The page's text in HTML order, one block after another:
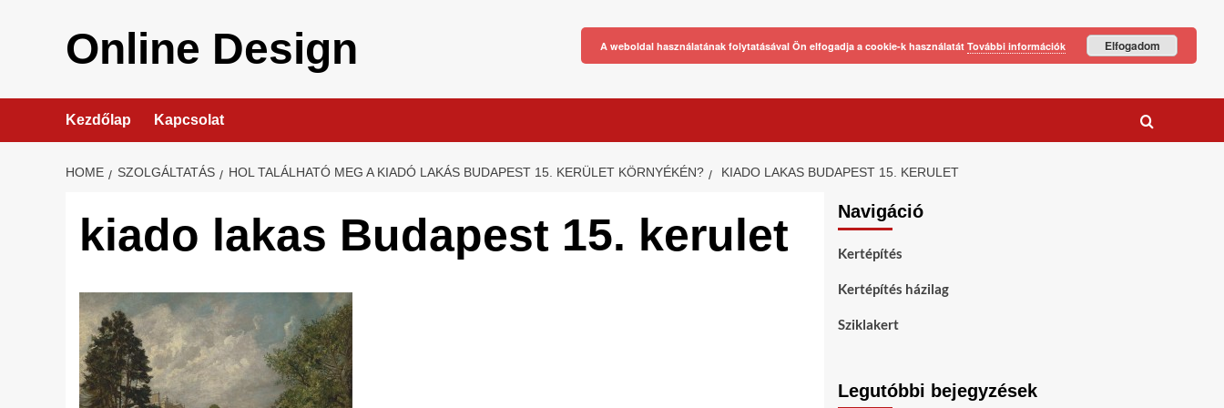
Online Design
Kezdőlap Kapcsolat
HOME SZOLGÁLTATÁS HOL TALÁLHATÓ MEG A KIADÓ LAKÁS BUDAPEST 15. KERÜLET KÖRNYÉKÉN? KIADO LAKAS BUDAPEST 15. KERULET
kiado lakas Budapest 15. kerulet Navigáció
Kertépítés
Kertépítés házilag
Sziklakert
Legutóbbi bejegyzések
A weboldal használatának folytatásával Ön elfogadja a cookie-k használatát További információk Elfogadom